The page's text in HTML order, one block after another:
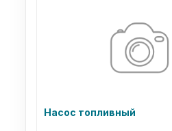
Насос топливный